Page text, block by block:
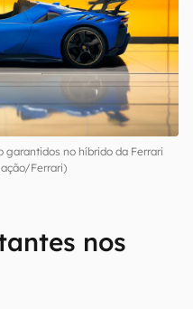
garantidos no híbrido da Ferrari
Ferrari)
nos